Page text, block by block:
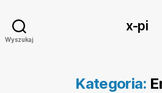
Wyszukaj
x-pi
Kategoria: